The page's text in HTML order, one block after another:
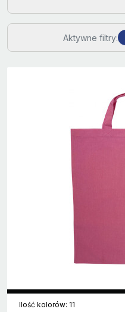
Aktywne filtry:
Ilość kolorów: 11